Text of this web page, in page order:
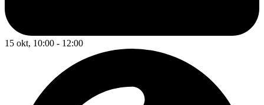
15 okt, 10:00 - 12:00